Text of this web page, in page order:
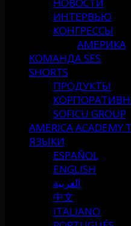
ИНТЕРВЬЮ
КОНГРЕССЫ
АМЕРИКА
КОМАНДА SES
SHORTS
ПРОДУКТЫ
SOFICU GROUP
AMERICA ACADEMY
ЯЗЫКИ
ESPAÑOL
ENGLISH
العربية
中文
ITALIANO